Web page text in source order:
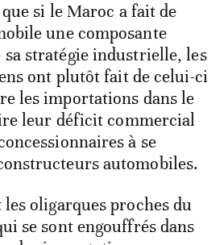
si le Maroc a fait de
une composante
sa stratégie industrielle, les
ont plutôt fait de celui-ci
les importations dans le
leur déficit commercial
à se
automobiles.
oligarques proches du
se sont engouffrés dans